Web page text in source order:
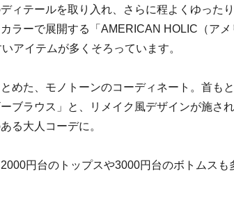
ィテールを取り入れ、さらに程よくゆった
ラーで展開する「AMERICAN HOLIC（アメ
アイテムが多くそろっています。
めた、モノトーンのコーディネート。首も
ブラウス」と、リメイク風デザインが施さ
る大人コーデに。
円台のトップスや3000円台のボトムスも